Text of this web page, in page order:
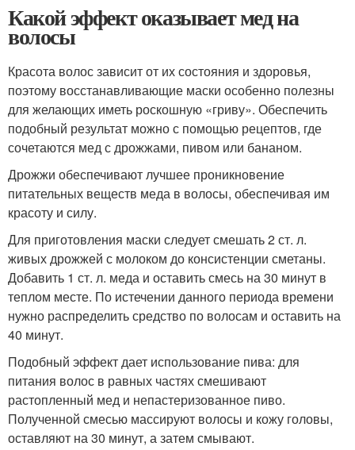
Какой эффект оказывает мед на
волосы
Красота волос зависит от их состояния и здоровья,
поэтому восстанавливающие маски особенно полезны
для желающих иметь роскошную «гриву». Обеспечить
подобный результат можно с помощью рецептов, где
сочетаются мед с дрожжами, пивом или бананом.
Дрожжи обеспечивают лучшее проникновение
питательных веществ меда в волосы, обеспечивая им
красоту и силу.
Для приготовления маски следует смешать 2 ст. л.
живых дрожжей с молоком до консистенции сметаны.
Добавить 1 ст. л. меда и оставить смесь на 30 минут в
теплом месте. По истечении данного периода времени
нужно распределить средство по волосам и оставить на
40 минут.
Подобный эффект дает использование пива: для
питания волос в равных частях смешивают
растопленный мед и непастеризованное пиво.
Полученной смесью массируют волосы и кожу головы,
оставляют на 30 минут, а затем смывают.